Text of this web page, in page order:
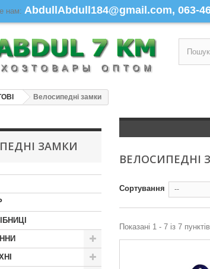
нам: AbdullAbdull184@gmail.com, 063-
Велосипедні замки
ЗАМКИ
ВЕЛОСИПЕДНІ
Сортування --
Показані 1 - 7 із 7 пунктів